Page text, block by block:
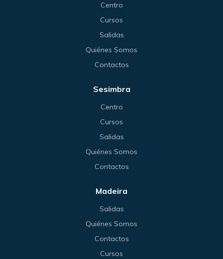
Centro
Cursos
Salidas
Quiénes Somos
Contactos
Sesimbra
Centro
Cursos
Salidas
Quiénes Somos
Contactos
Madeira
Salidas
Quiénes Somos
Contactos
Cursos